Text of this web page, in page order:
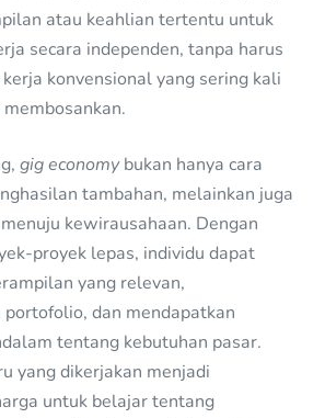
atau keahlian tertentu untuk
secara independen, tanpa harus
konvensional yang sering kali
gig economybukan hanya cara
tambahan, melainkan juga
kewirausahaan. Dengan
proyek lepas, individu dapat
yang relevan,
portofolio, dan mendapatkan
tentang kebutuhan pasar.
yang dikerjakan menjadi
untuk belajar tentang